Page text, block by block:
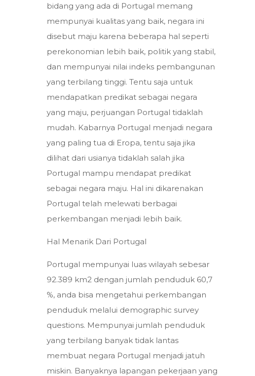
bidang yang ada di Portugal memang
mempunyai kualitas yang baik, negara ini
disebut maju karena beberapa hal seperti
perekonomian lebih baik, politik yang stabil,
dan mempunyai nilai indeks pembangunan
yang terbilang tinggi. Tentu saja untuk
mendapatkan predikat sebagai negara
yang maju, perjuangan Portugal tidaklah
mudah. Kabarnya Portugal menjadi negara
yang paling tua di Eropa, tentu saja jika
dilihat dari usianya tidaklah salah jika
Portugal mampu mendapat predikat
sebagai negara maju. Hal ini dikarenakan
Portugal telah melewati berbagai
perkembangan menjadi lebih baik.
Hal Menarik Dari Portugal
Portugal mempunyai luas wilayah sebesar
92.389 km2 dengan jumlah penduduk 60,7
%, anda bisa mengetahui perkembangan
penduduk melalui demographic survey
questions. Mempunyai jumlah penduduk
yang terbilang banyak tidak lantas
membuat negara Portugal menjadi jatuh
miskin. Banyaknya lapangan pekerjaan yang